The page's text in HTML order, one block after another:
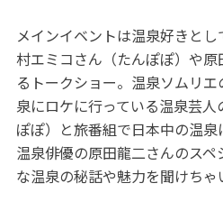
メインイベントは温泉好きと
村エミコさん（たんぽぽ）や
るトークショー。温泉ソムリ
泉にロケに行っている温泉芸
ぽぽ）と旅番組で日本中の温
温泉俳優の原田龍二さんのス
な温泉の秘話や魅力を聞けちゃ